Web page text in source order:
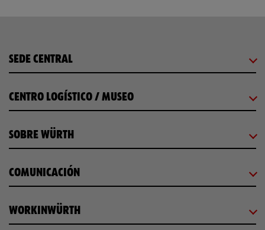
SEDE CENTRAL
CENTRO LOGÍSTICO / MUSEO
SOBRE WÜRTH
COMUNICACIÓN
WORKINWÜRTH